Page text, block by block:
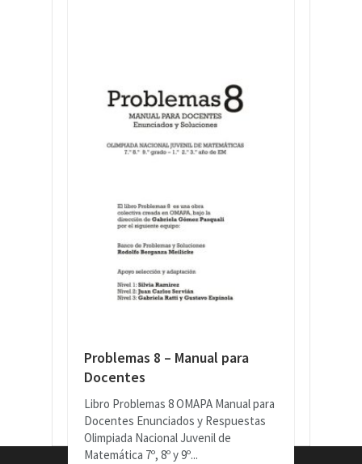
Problemas 8 – Manual para
Docentes
Libro Problemas 8 OMAPA Manual para
Docentes Enunciados y Respuestas
Olimpiada Nacional Juvenil de
Matemática 7º, 8º y 9º...